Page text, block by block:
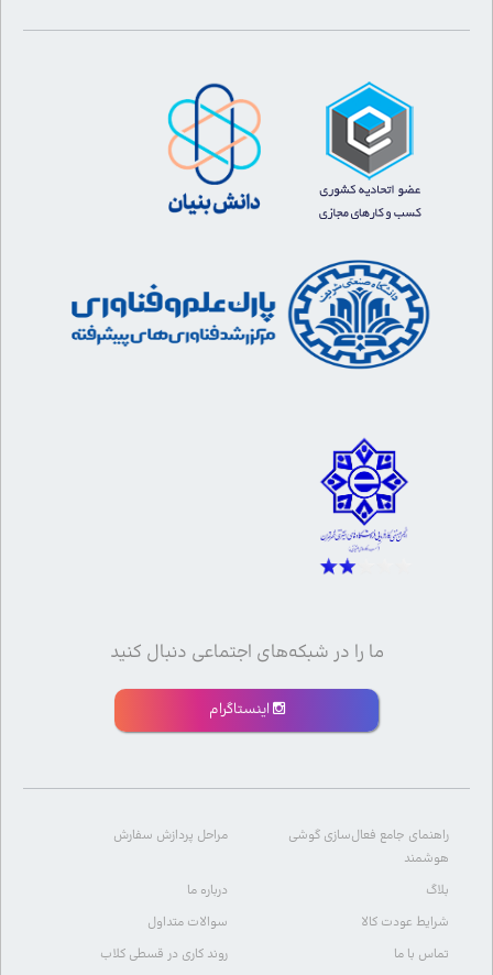
ما را در شبکه‌های اجتماعی دنبال کنید
اینستاگرام
راهنمای جامع فعال‌سازی گوشی
هوشمند
مراحل پردازش سفارش
بلاگ
درباره ما
شرایط عودت کالا
سوالات متداول
تماس با ما
روند کاری در قسطی کلاب